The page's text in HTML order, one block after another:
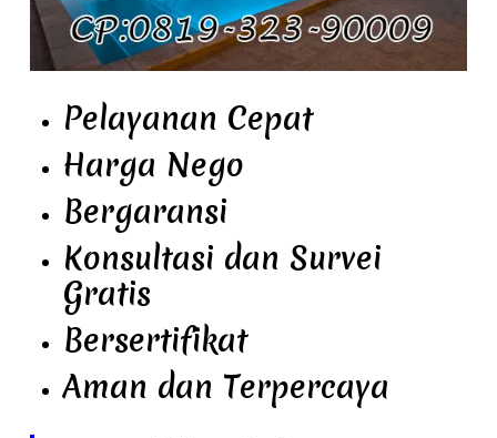
Pelayanan Cepat
Harga Nego
Bergaransi
Konsultasi dan Survei
Gratis
Bersertifikat
Aman dan Terpercaya